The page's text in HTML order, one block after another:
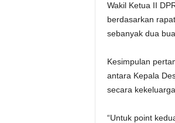
Wakil Ketua II
berdasarkan
sebanyak dua
Kesimpulan
antara Kepala
secara
“Untuk point